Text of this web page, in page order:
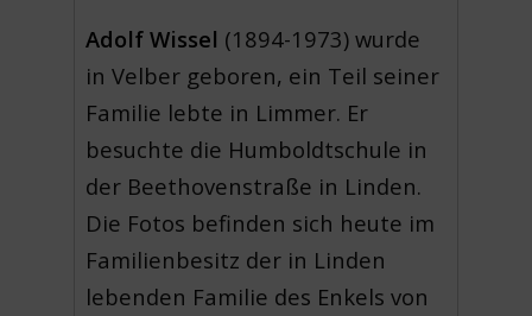
Adolf Wissel (1894-1973) wurde
in Velber geboren, ein Teil seiner
Familie lebte in Limmer. Er
besuchte die Humboldtschule in
der Beethovenstraße in Linden.
Die Fotos befinden sich heute im
Familienbesitz der in Linden
lebenden Familie des Enkels von